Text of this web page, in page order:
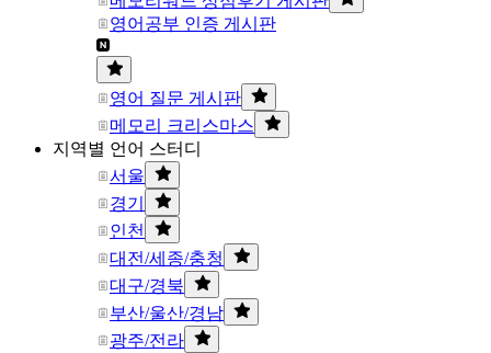
영어공부 인증 게시판
영어 질문 게시판
메모리 크리스마스
지역별 언어 스터디
서울
경기
인천
대전/세종/충청
대구/경북
부산/울산/경남
광주/전라